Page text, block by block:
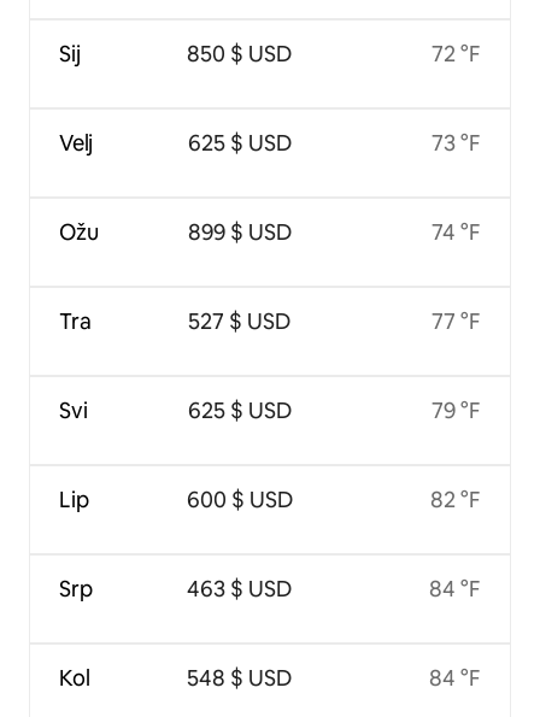
Sij
Velj
Ožu
Tra
Svi
Lip
Srp
Kol
850 $ USD
625 $ USD
899 $ USD
527 $ USD
625 $ USD
600 $ USD
463 $ USD
548 $ USD
72 °F
73 °F
74 °F
77 °F
79 °F
82 °F
84 °F
84 °F